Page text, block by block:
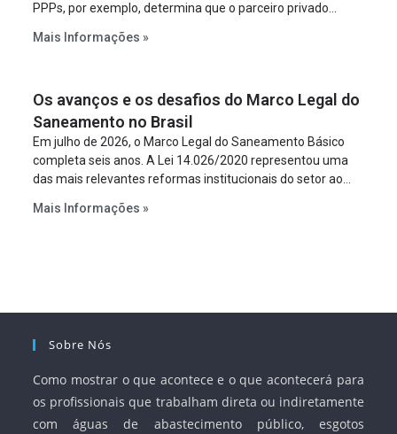
PPPs, por exemplo, determina que o parceiro privado
empreendimento. Ou seja, a suposta “fraude à licitação” é
projeto a projeto.
Mais Informações »
Os avanços e os desafios do Marco Legal do
Saneamento no Brasil
Em julho de 2026, o Marco Legal do Saneamento Básico
completa seis anos. A Lei 14.026/2020 representou uma
das mais relevantes reformas institucionais do setor ao
serviços, ampliar a participação da iniciativa privada,
Mais Informações »
Sobre Nós
Como mostrar o que acontece e o que acontecerá para
os profissionais que trabalham direta ou indiretamente
com águas de abastecimento público, esgotos